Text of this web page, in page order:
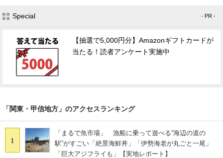
Special - PR -
【抽選で5,000円分】Amazonギフトカードが
当たる！読者アンケート実施中
「関東・甲信地方」のアクセスランキング
1
「まるで魚市場」 漁船に乗って遊べる“海辺の道の
駅”がすごい「絶景海鮮丼」「伊勢海老が丸ごと一尾」
「巨大アジフライも」【実地レポート】